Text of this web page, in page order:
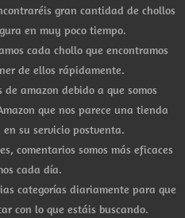
gran cantidad de chollos
en muy poco tiempo.
cada chollo que encontramos
de ellos rápidamente.
amazon debido a que somos
que nos parece una tienda
su servicio postventa.
comentarios somos más eficaces
cada día.
categorías diariamente para que
con lo que estáis buscando.